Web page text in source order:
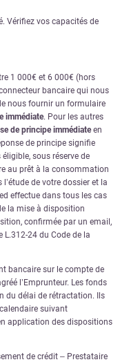
Vérifiez vos capacités de
1 000€ et 6 000€ (hors
bancaire qui nous
nous fournir un formulaire
immédiate. Pour les autres
de principe immédiateen
de principe signifie
sous réserve de
au prêt à la consommation
de votre dossier et la
effectue dans tous les cas
la mise à disposition
confirmée par un email,
L.312-24 du Code de la
bancaire sur le compte de
l’Emprunteur. Les fonds
du délai de rétractation. Ils
suivant
application des dispositions
de crédit – Prestataire